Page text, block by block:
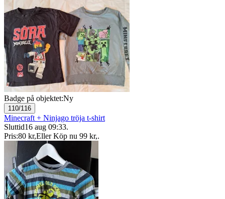
Badge på objektet:Ny
110/116
Minecraft + Ninjago tröja t-shirt
Sluttid16 aug 09:33.
Pris:80 kr,Eller Köp nu 99 kr,.